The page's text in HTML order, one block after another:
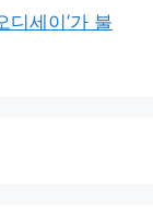
디세이’가 불